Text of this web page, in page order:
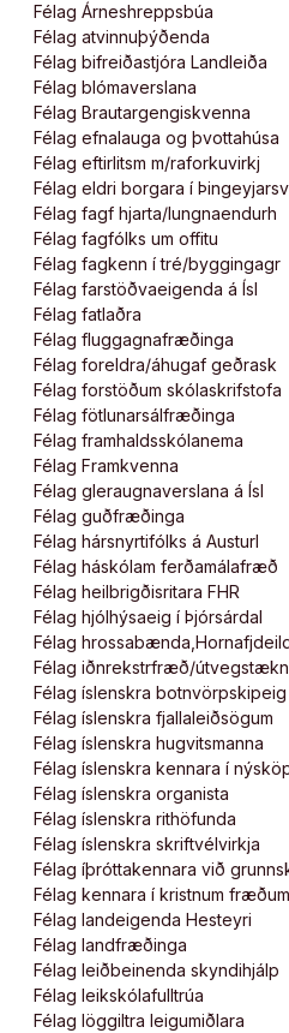
Félag Árneshreppsbúa
Félag atvinnuþýðenda
Félag bifreiðastjóra Landleiða
Félag blómaverslana
Félag Brautargengiskvenna
Félag efnalauga og þvottahúsa
Félag eftirlitsm m/raforkuvirkj
Félag eldri borgara í
Félag fagf hjarta/lungnaendurh
Félag fagfólks um offitu
Félag fagkenn í tré/byggingagr
Félag farstöðvaeigenda á Ísl
Félag fatlaðra
Félag fluggagnafræðinga
Félag foreldra/áhugaf geðrask
Félag forstöðum skólaskrifstofa
Félag fötlunarsálfræðinga
Félag framhaldsskólanema
Félag Framkvenna
Félag gleraugnaverslana á Ísl
Félag guðfræðinga
Félag hársnyrtifólks á Austurl
Félag háskólam ferðamálafræð
Félag heilbrigðisritara FHR
Félag hjólhýsaeig í Þjórsárdal
Félag
Félag iðnrekstrfræð/
Félag íslenskra botnvörpskipeig
Félag íslenskra fjallaleiðsögum
Félag íslenskra hugvitsmanna
Félag íslenskra kennara í
Félag íslenskra organista
Félag íslenskra rithöfunda
Félag íslenskra skriftvélvirkja
Félag íþróttakennara við
Félag kennara í kristnum fræðum
Félag landeigenda Hesteyri
Félag landfræðinga
Félag leiðbeinenda skyndihjálp
Félag leikskólafulltrúa
Félag löggiltra leigumiðlara